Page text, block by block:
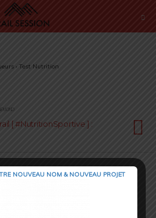
› Test Nutrition
[ #NutritionSportive ] :
NOUVEAU NOM & NOUVEAU PROJET